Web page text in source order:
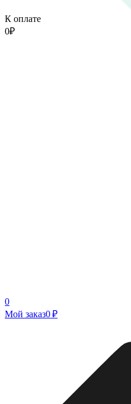
К оплате
0₽
0
Мой заказ0 ₽